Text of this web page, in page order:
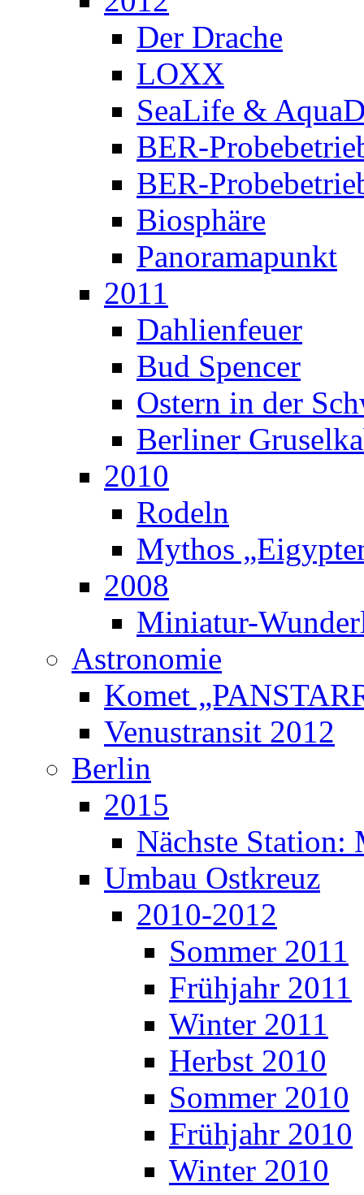
Der Drache
LOXX
SeaLife &
BER-
BER-
Biosphäre
Panoramapunkt
2011
Dahlienfeuer
Bud Spencer
Ostern in der
Berliner
2010
Rodeln
Mythos
2008
Miniatur-
Astronomie
Komet
Venustransit 2012
Berlin
2015
Nächste Station:
Umbau Ostkreuz
2010-2012
Sommer 2011
Frühjahr 2011
Winter 2011
Herbst 2010
Sommer 2010
Frühjahr 2010
Winter 2010